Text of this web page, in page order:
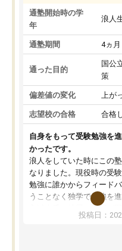
通塾開始時の学
年
浪人
通塾期間 4ヵ
通った目的
国公
策
偏差値の変化 上が
志望校の合格 合格
自身をもって受験勉強を
かったです。
浪人をしていた時にこの
なりました。現役時の受
勉強に誰かからフィード
うことなく独学で勉強を進
入試本番に地歴の学習が
合格となってしまいまし
投稿日：